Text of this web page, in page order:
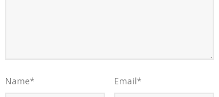
Name* Email*